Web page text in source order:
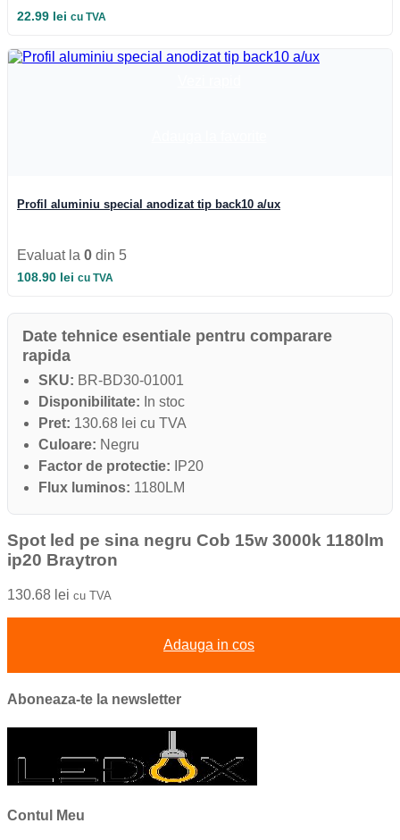
22.99 lei cu TVA
Profil aluminiu special anodizat tip back10 a/ux
Evaluat la 0 din 5
108.90 lei cu TVA
Date tehnice esentiale pentru comparare
rapida
SKU: BR-BD30-01001
Disponibilitate: In stoc
Pret: 130.68 lei cu TVA
Culoare: Negru
Factor de protectie: IP20
Flux luminos: 1180LM
Spot led pe sina negru Cob 15w 3000k 1180lm
ip20 Braytron
130.68 lei cu TVA
Adauga in cos
Aboneaza-te la newsletter
Contul Meu